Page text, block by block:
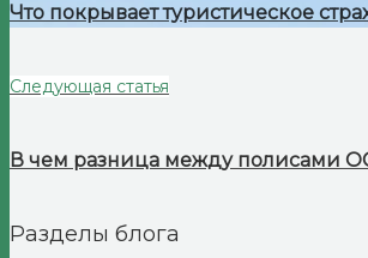
Что покрывает туристическое
Следующая статья
В чем разница между полисами
Разделы блога